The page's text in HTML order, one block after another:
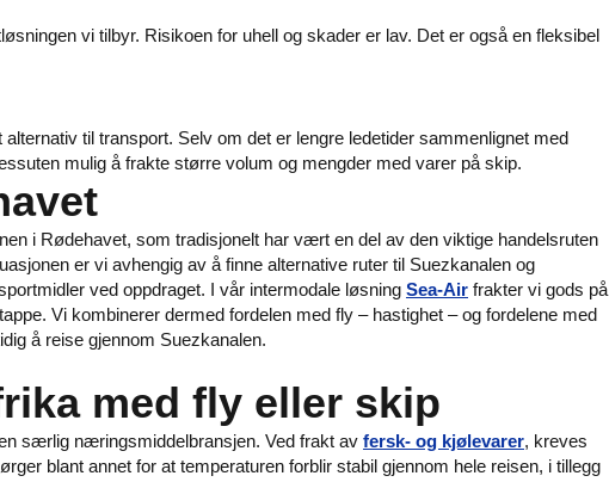
vi tilbyr. Risikoen for uhell og skader er lav. Det er også en fleksibel
til transport. Selv om det er lengre ledetider sammenlignet med
mulig å frakte større volum og mengder med varer på skip.
i Rødehavet, som tradisjonelt har vært en del av den viktige handelsruten
er vi avhengig av å finne alternative ruter til Suezkanalen og
ved oppdraget. I vår intermodale løsning Sea-Air frakter vi gods på
Vi kombinerer dermed fordelen med fly – hastighet – og fordelene med
å reise gjennom Suezkanalen.
med fly eller skip
særlig næringsmiddelbransjen. Ved frakt av fersk- og kjølevarer, kreves
blant annet for at temperaturen forblir stabil gjennom hele reisen, i tillegg